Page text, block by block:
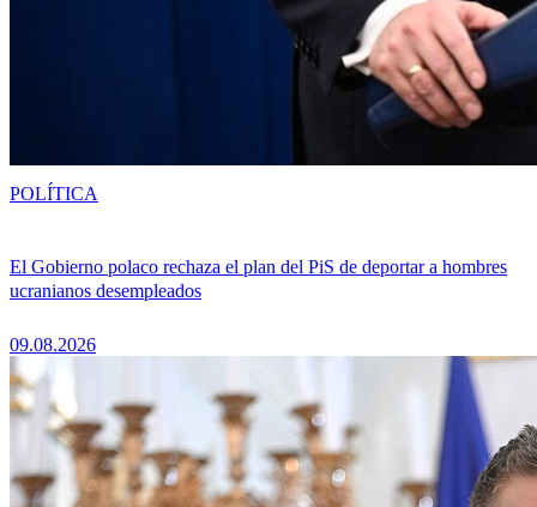
El Gobierno polaco rechaza el plan del PiS de deportar a hombres
ucranianos desempleados
09.08.2026
POLÍTICA